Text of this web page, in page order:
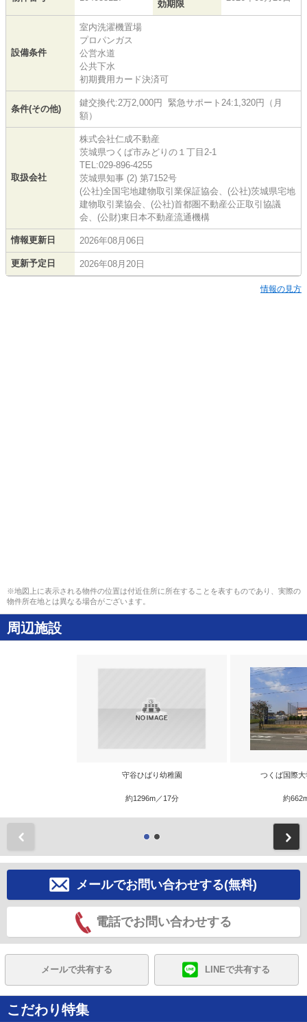
効期限
設備条件
室内洗濯機置場
プロパンガス
公営水道
公共下水
初期費用カード決済可
条件(その他)
鍵交換代:2万2,000円 緊急サポート24:1,320円（月
額）
取扱会社
株式会社仁成不動産
茨城県つくば市みどりの１丁目2-1
TEL:029-896-4255
茨城県知事 (2) 第7152号
(公社)全国宅地建物取引業保証協会、(公社)茨城県宅地
建物取引業協会、(公社)首都圏不動産公正取引協議
会、(公財)東日本不動産流通機構
情報更新日 2026年08月06日
更新予定日 2026年08月20日
情報の見方
※地図上に表示される物件の位置は付近住所に所在することを表すものであり、実際の
物件所在地とは異なる場合がございます。
周辺施設
守谷ひばり幼稚園
約1296m／17分
つくば国際
約
メールでお問い合わせする(無料)
電話でお問い合わせする
メールで共有する LINEで共有する
こだわり特集